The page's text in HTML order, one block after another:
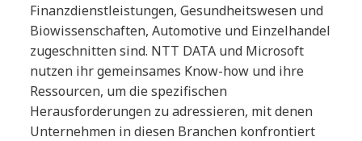
Finanzdienstleistungen, Gesundheitswesen und
Biowissenschaften, Automotive und Einzelhandel
zugeschnitten sind. NTT DATA und Microsoft
nutzen ihr gemeinsames Know-how und ihre
Ressourcen, um die spezifischen
Herausforderungen zu adressieren, mit denen
Unternehmen in diesen Branchen konfrontiert